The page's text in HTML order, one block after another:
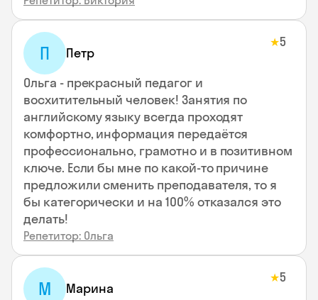
П Петр
★5
Ольга - прекрасный педагог и
восхитительный человек! Занятия по
английскому языку всегда проходят
комфортно, информация передаётся
профессионально, грамотно и в позитивном
ключе. Если бы мне по какой-то причине
предложили сменить преподавателя, то я
бы категорически и на 100% отказался это
делать!
Репетитор: Ольга
М Марина
★5